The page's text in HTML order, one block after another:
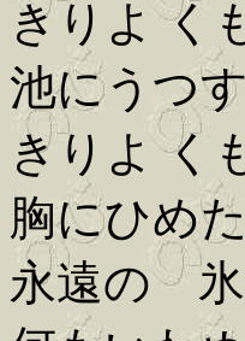
きりよ く
池にうつ
きりよ く
胸にひめ
永遠の 氷